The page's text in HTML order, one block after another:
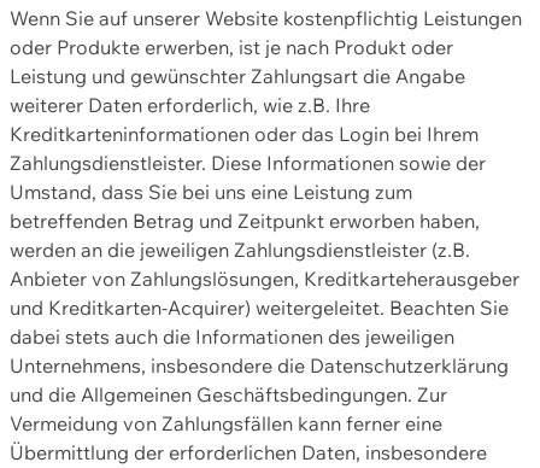
Wenn Sie auf unserer Website kostenpflichtig Leistungen
oder Produkte erwerben, ist je nach Produkt oder
Leistung und gewünschter Zahlungsart die Angabe
weiterer Daten erforderlich, wie z.B. Ihre
Kreditkarteninformationen oder das Login bei Ihrem
Zahlungsdienstleister. Diese Informationen sowie der
Umstand, dass Sie bei uns eine Leistung zum
betreffenden Betrag und Zeitpunkt erworben haben,
werden an die jeweiligen Zahlungsdienstleister (z.B.
Anbieter von Zahlungslösungen, Kreditkarteherausgeber
und Kreditkarten-Acquirer) weitergeleitet. Beachten Sie
dabei stets auch die Informationen des jeweiligen
Unternehmens, insbesondere die Datenschutzerklärung
und die Allgemeinen Geschäftsbedingungen. Zur
Vermeidung von Zahlungsfällen kann ferner eine
Übermittlung der erforderlichen Daten, insbesondere